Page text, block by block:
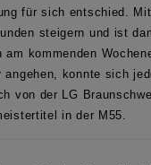
für sich entschied.
steigern und ist
kommenden
konnte sich
von der LG
in der M55.